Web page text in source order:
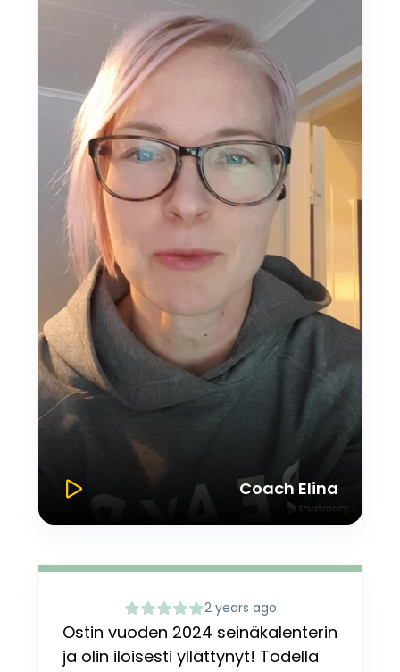
Coach Elina
2 years ago
Ostin vuoden 2024 seinäkalenterin
ja olin iloisesti yllättynyt! Todella